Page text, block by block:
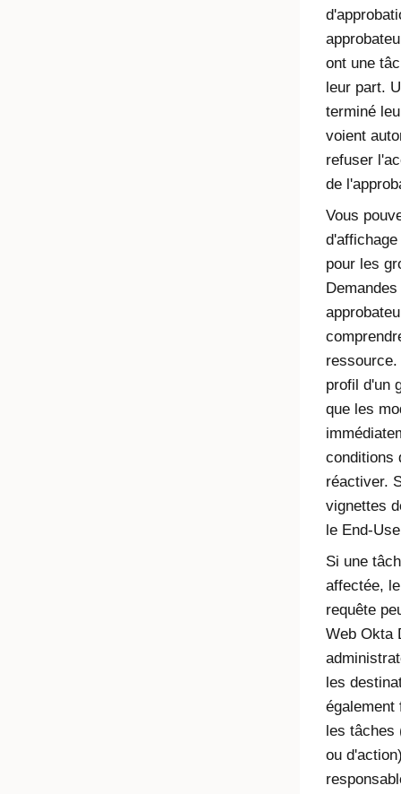
ont une
leur part.
terminé
voient
refuser
de
Vous
pour les
profil d'un
que les
conditions
réactiver.
vignettes
le End-
Si une
affectée,
requête
Web Okta
les
également
les tâches
ou